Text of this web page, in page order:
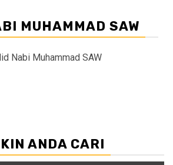
MUHAMMAD SAW
Nabi Muhammad SAW
ANDA CARI